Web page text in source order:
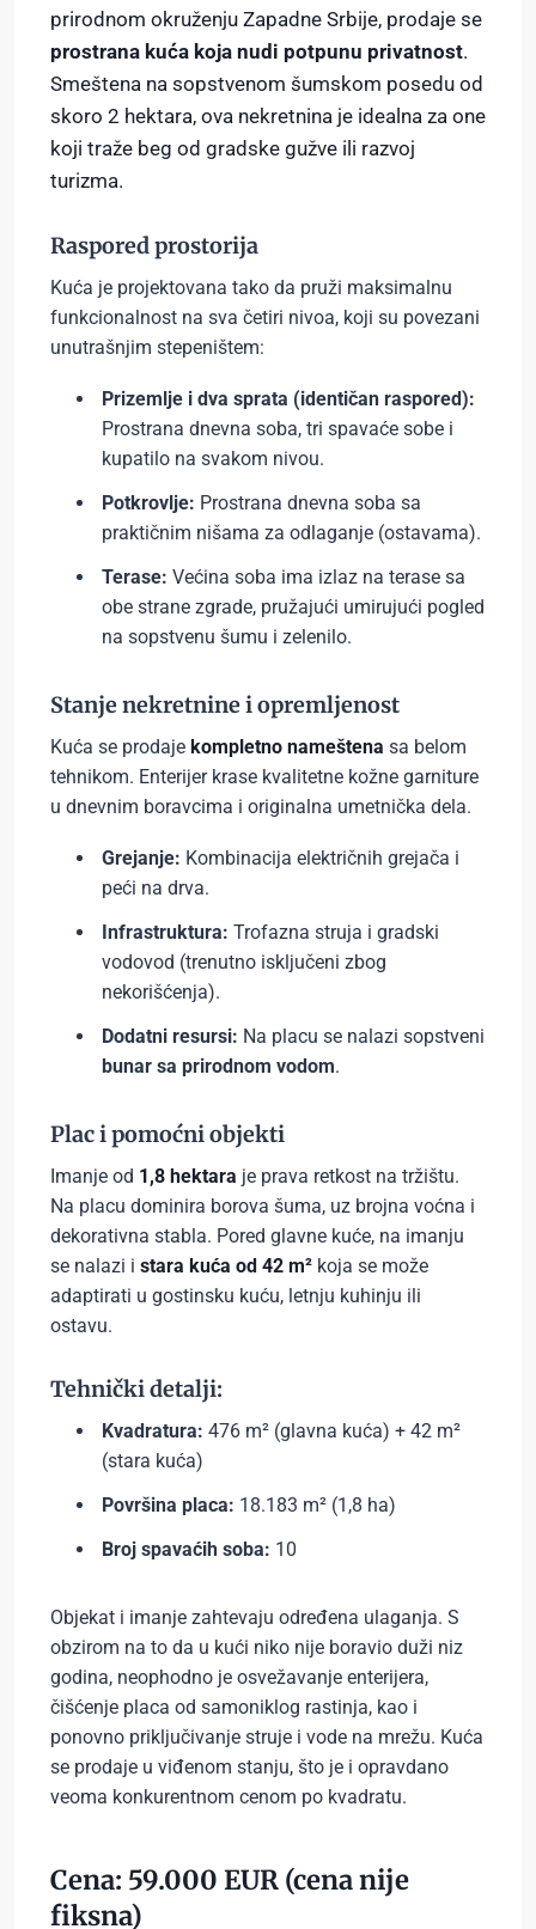
prirodnom okruženju Zapadne Srbije, prodaje se
prostrana kuća koja nudi potpunu privatnost.
Smeštena na sopstvenom šumskom posedu od
skoro 2 hektara, ova nekretnina je idealna za one
koji traže beg od gradske gužve ili razvoj
turizma.
Raspored prostorija
Kuća je projektovana tako da pruži maksimalnu
funkcionalnost na sva četiri nivoa, koji su povezani
unutrašnjim stepeništem:
Prizemlje i dva sprata (identičan raspored):
Prostrana dnevna soba, tri spavaće sobe i
kupatilo na svakom nivou.
Potkrovlje: Prostrana dnevna soba sa
praktičnim nišama za odlaganje (ostavama).
Terase: Većina soba ima izlaz na terase sa
obe strane zgrade, pružajući umirujući pogled
na sopstvenu šumu i zelenilo.
Stanje nekretnine i opremljenost
Kuća se prodaje kompletno nameštena sa belom
tehnikom. Enterijer krase kvalitetne kožne garniture
u dnevnim boravcima i originalna umetnička dela.
Grejanje: Kombinacija električnih grejača i
peći na drva.
Infrastruktura: Trofazna struja i gradski
vodovod (trenutno isključeni zbog
nekorišćenja).
Dodatni resursi: Na placu se nalazi sopstveni
bunar sa prirodnom vodom.
Plac i pomoćni objekti
Imanje od 1,8 hektara je prava retkost na tržištu.
Na placu dominira borova šuma, uz brojna voćna i
dekorativna stabla. Pored glavne kuće, na imanju
se nalazi i stara kuća od 42 m² koja se može
adaptirati u gostinsku kuću, letnju kuhinju ili
ostavu.
Tehnički detalji:
Kvadratura: 476 m² (glavna kuća) + 42 m²
(stara kuća)
Površina placa: 18.183 m² (1,8 ha)
Broj spavaćih soba: 10
Objekat i imanje zahtevaju određena ulaganja. S
obzirom na to da u kući niko nije boravio duži niz
godina, neophodno je osvežavanje enterijera,
čišćenje placa od samoniklog rastinja, kao i
ponovno priključivanje struje i vode na mrežu. Kuća
se prodaje u viđenom stanju, što je i opravdano
veoma konkurentnom cenom po kvadratu.
Cena: 59.000 EUR (cena nije
fiksna)